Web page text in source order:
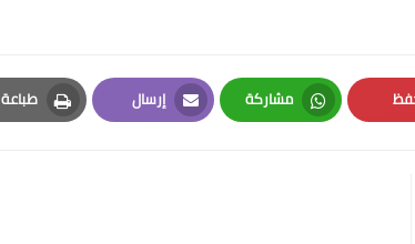
مشاركة
Whatsapp
إرسال
Email
طباعة
Print